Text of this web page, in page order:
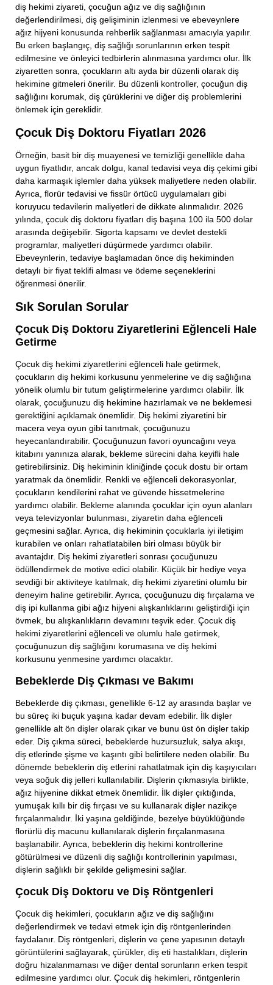
diş hekimi ziyareti, çocuğun ağız ve diş sağlığının
değerlendirilmesi, diş gelişiminin izlenmesi ve ebeveynlere
ağız hijyeni konusunda rehberlik sağlanması amacıyla yapılır.
Bu erken başlangıç, diş sağlığı sorunlarının erken tespit
edilmesine ve önleyici tedbirlerin alınmasına yardımcı olur. İlk
ziyaretten sonra, çocukların altı ayda bir düzenli olarak diş
hekimine gitmeleri önerilir. Bu düzenli kontroller, çocuğun diş
sağlığını korumak, diş çürüklerini ve diğer diş problemlerini
önlemek için gereklidir.
Çocuk Diş Doktoru Fiyatları 2026
Örneğin, basit bir diş muayenesi ve temizliği genellikle daha
uygun fiyatlıdır, ancak dolgu, kanal tedavisi veya diş çekimi gibi
daha karmaşık işlemler daha yüksek maliyetlere neden olabilir.
Ayrıca, florür tedavisi ve fissür örtücü uygulamaları gibi
koruyucu tedavilerin maliyetleri de dikkate alınmalıdır. 2026
yılında, çocuk diş doktoru fiyatları diş başına 100 ila 500 dolar
arasında değişebilir. Sigorta kapsamı ve devlet destekli
programlar, maliyetleri düşürmede yardımcı olabilir.
Ebeveynlerin, tedaviye başlamadan önce diş hekiminden
detaylı bir fiyat teklifi alması ve ödeme seçeneklerini
öğrenmesi önerilir.
Sık Sorulan Sorular
Çocuk Diş Doktoru Ziyaretlerini Eğlenceli Hale
Getirme
Çocuk diş hekimi ziyaretlerini eğlenceli hale getirmek,
çocukların diş hekimi korkusunu yenmelerine ve diş sağlığına
yönelik olumlu bir tutum geliştirmelerine yardımcı olabilir. İlk
olarak, çocuğunuzu diş hekimine hazırlamak ve ne beklemesi
gerektiğini açıklamak önemlidir. Diş hekimi ziyaretini bir
macera veya oyun gibi tanıtmak, çocuğunuzu
heyecanlandırabilir. Çocuğunuzun favori oyuncağını veya
kitabını yanınıza alarak, bekleme sürecini daha keyifli hale
getirebilirsiniz. Diş hekiminin kliniğinde çocuk dostu bir ortam
yaratmak da önemlidir. Renkli ve eğlenceli dekorasyonlar,
çocukların kendilerini rahat ve güvende hissetmelerine
yardımcı olabilir. Bekleme alanında çocuklar için oyun alanları
veya televizyonlar bulunması, ziyaretin daha eğlenceli
geçmesini sağlar. Ayrıca, diş hekiminin çocuklarla iyi iletişim
kurabilen ve onları rahatlatabilen biri olması büyük bir
avantajdır. Diş hekimi ziyaretleri sonrası çocuğunuzu
ödüllendirmek de motive edici olabilir. Küçük bir hediye veya
sevdiği bir aktiviteye katılmak, diş hekimi ziyaretini olumlu bir
deneyim haline getirebilir. Ayrıca, çocuğunuzu diş fırçalama ve
diş ipi kullanma gibi ağız hijyeni alışkanlıklarını geliştirdiği için
övmek, bu alışkanlıkların devamını teşvik eder. Çocuk diş
hekimi ziyaretlerini eğlenceli ve olumlu hale getirmek,
çocuğunuzun diş sağlığını korumasına ve diş hekimi
korkusunu yenmesine yardımcı olacaktır.
Bebeklerde Diş Çıkması ve Bakımı
Bebeklerde diş çıkması, genellikle 6-12 ay arasında başlar ve
bu süreç iki buçuk yaşına kadar devam edebilir. İlk dişler
genellikle alt ön dişler olarak çıkar ve bunu üst ön dişler takip
eder. Diş çıkma süreci, bebeklerde huzursuzluk, salya akışı,
diş etlerinde şişme ve kaşıntı gibi belirtilere neden olabilir. Bu
dönemde bebeklerin diş etlerini rahatlatmak için diş kaşıyıcıları
veya soğuk diş jelleri kullanılabilir. Dişlerin çıkmasıyla birlikte,
ağız hijyenine dikkat etmek önemlidir. İlk dişler çıktığında,
yumuşak kıllı bir diş fırçası ve su kullanarak dişler nazikçe
fırçalanmalıdır. İki yaşına geldiğinde, bezelye büyüklüğünde
florürlü diş macunu kullanılarak dişlerin fırçalanmasına
başlanabilir. Ayrıca, bebeklerin diş hekimi kontrollerine
götürülmesi ve düzenli diş sağlığı kontrollerinin yapılması,
dişlerin sağlıklı bir şekilde gelişmesini sağlar.
Çocuk Diş Doktoru ve Diş Röntgenleri
Çocuk diş hekimleri, çocukların ağız ve diş sağlığını
değerlendirmek ve tedavi etmek için diş röntgenlerinden
faydalanır. Diş röntgenleri, dişlerin ve çene yapısının detaylı
görüntülerini sağlayarak, çürükler, diş eti hastalıkları, dişlerin
doğru hizalanmaması ve diğer dental sorunların erken tespit
edilmesine yardımcı olur. Çocuk diş hekimleri, röntgenlerin
Telefon Numaranız
E-Mail Adresiniz
Mesajınız